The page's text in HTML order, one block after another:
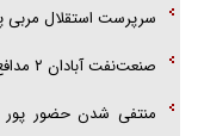
سرپرست استقلال مربی
صنعت‌نفت آبادان ۲ مدافع جدید جذب کرد
منتفی شدن حضور پور